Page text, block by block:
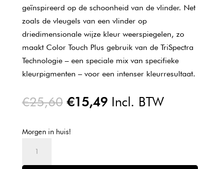
geïnspireerd op de schoonheid van de vlinder. Net
zoals de vleugels van een vlinder op
driedimensionale wijze kleur weerspiegelen, zo
maakt Color Touch Plus gebruik van de TriSpectra
Technologie – een speciale mix van specifieke
kleurpigmenten – voor een intenser kleurresultaat.
€25,60 Oorspronkelijke
was:
€15,49Huidige
Incl. BTW
Morgen in huis!